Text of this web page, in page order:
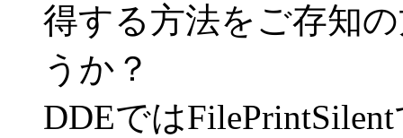
得する方法をご存知
うか？
DDEでは